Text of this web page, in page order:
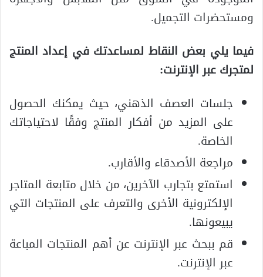
ومستحضرات التجميل.
فيما يلي بعض النقاط لمساعدتك في إعداد المنتج
لمتجرك عبر الإنترنت:
جلسات العصف الذهني، حيث يمكنك الحصول
على المزيد من أفكار المنتج وفقًا لاحتياجاتك
الخاصة.
مراجعة الأصدقاء والأقارب.
استمتع بتجارب الآخرين، من خلال متابعة المتاجر
الإلكترونية الأخرى والتعرف على المنتجات التي
يبيعونها.
قم ببحث عبر الإنترنت عن أهم المنتجات المباعة
عبر الإنترنت.